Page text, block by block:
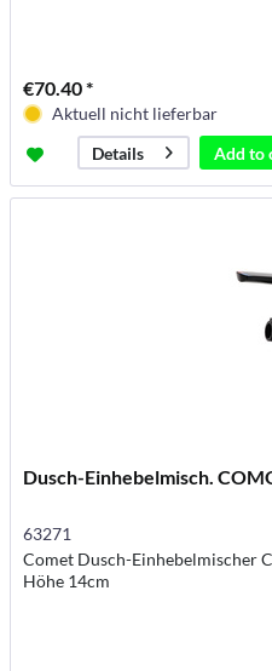
€70.40 *
Aktuell nicht lieferbar
Details
Add to
Dusch-Einhebelmisch.
63271
Comet Dusch-Einhebelmischer
Höhe 14cm